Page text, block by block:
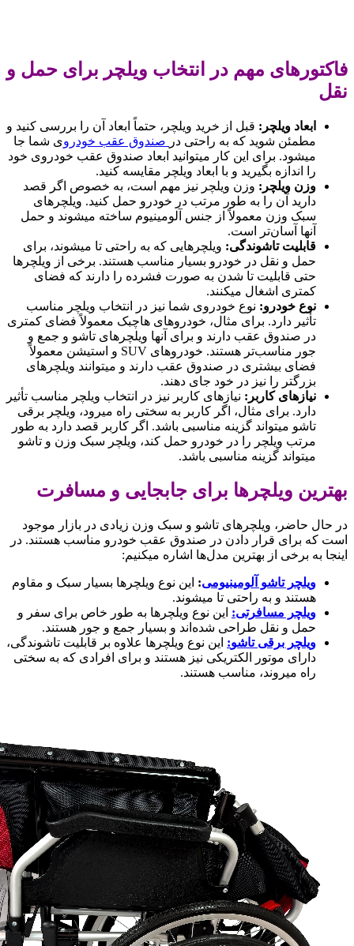
فاکتورهای مهم در انتخاب ویلچر برای حمل و
نقل
ابعاد ویلچر : قبل از خرید ویلچر، حتماً ابعاد آن را بررسی کنید و
مطمئن شوید که به راحتی در صندوق عقب خودروی شما جا
میشود. برای این کار میتوانید ابعاد صندوق عقب خودروی خود
را اندازه بگیرید و با ابعاد ویلچر مقایسه کنید.
وزن ویلچر : وزن ویلچر نیز مهم است، به خصوص اگر قصد
دارید آن را به طور مرتب در خودرو حمل کنید. ویلچرهای
سبک وزن معمولاً از جنس آلومینیوم ساخته میشوند و حمل
آنها آسان‌تر است.
قابلیت تاشوندگی: ویلچرهایی که به راحتی تا میشوند، برای
حمل و نقل در خودرو بسیار مناسب هستند. برخی از ویلچرها
حتی قابلیت تا شدن به صورت فشرده را دارند که فضای
کمتری اشغال میکنند.
نوع خودرو: نوع خودروی شما نیز در انتخاب ویلچر مناسب
تأثیر دارد. برای مثال، خودروهای هاچبک معمولاً فضای کمتری
در صندوق عقب دارند و برای آنها ویلچرهای تاشو و جمع و
جور مناسب‌تر هستند. خودروهای SUV و استیشن معمولاً
فضای بیشتری در صندوق عقب دارند و میتوانند ویلچرهای
بزرگتر را نیز در خود جای دهند.
نیازهای کاربر : نیازهای کاربر نیز در انتخاب ویلچر مناسب تأثیر
دارد. برای مثال، اگر کاربر به سختی راه میرود، ویلچر برقی
تاشو میتواند گزینه مناسبی باشد. اگر کاربر قصد دارد به طور
مرتب ویلچر را در خودرو حمل کند، ویلچر سبک وزن و تاشو
میتواند گزینه مناسبی باشد.
بهترین ویلچرها برای جابجایی و مسافرت
در حال حاضر، ویلچرهای تاشو و سبک وزن زیادی در بازار موجود
است که برای قرار دادن در صندوق عقب خودرو مناسب هستند. در
اینجا به برخی از بهترین مدل‌ها اشاره میکنیم:
ویلچر تاشو آلومینیومی: این نوع ویلچرها بسیار سبک و مقاوم
هستند و به راحتی تا میشوند.
ویلچر مسافرتی: این نوع ویلچرها به طور خاص برای سفر و
حمل و نقل طراحی شده‌اند و بسیار جمع و جور هستند.
ویلچر برقی تاشو: این نوع ویلچرها علاوه بر قابلیت تاشوندگی،
دارای موتور الکتریکی نیز هستند و برای افرادی که به سختی
راه میروند، مناسب هستند.